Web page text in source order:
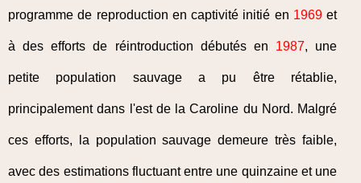
programme de reproduction en captivité initié en 1969et
à des efforts de réintroduction débutés en 1987, une
petite population sauvage a pu être rétablie,
principalement dans l'est de la Caroline du Nord. Malgré
ces efforts, la population sauvage demeure très faible,
avec des estimations fluctuant entre une quinzaine et une